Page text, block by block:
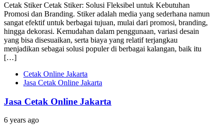
Cetak Stiker Cetak Stiker: Solusi Fleksibel untuk Kebutuhan
Promosi dan Branding. Stiker adalah media yang sederhana namun
sangat efektif untuk berbagai tujuan, mulai dari promosi, branding,
hingga dekorasi. Kemudahan dalam penggunaan, variasi desain
yang bisa disesuaikan, serta biaya yang relatif terjangkau
menjadikan sebagai solusi populer di berbagai kalangan, baik itu
[…]
Cetak Online Jakarta
Jasa Cetak Online Jakarta
Jasa Cetak Online Jakarta
6 years ago